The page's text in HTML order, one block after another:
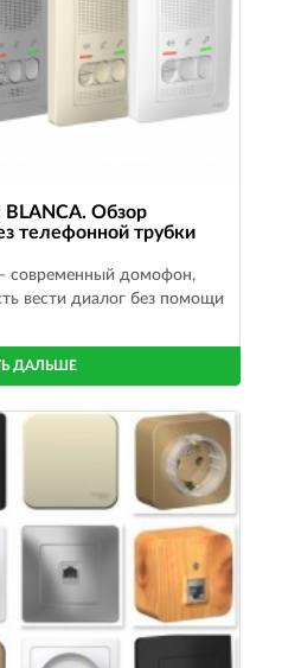
BLANCA. Обзор
телефонной трубки
современный домофон,
вести диалог без помощи
ДАЛЬШЕ